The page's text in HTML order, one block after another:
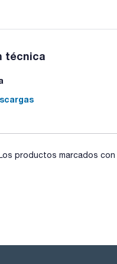
técnica
Los productos marcados